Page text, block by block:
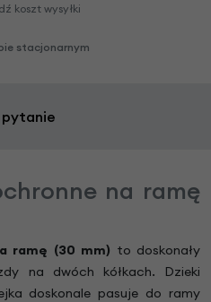
koszt wysyłki
stacjonarnym
na ramę
ramę (30 mm) to doskonały
na dwóch kółkach. Dzieki
doskonale pasuje do ramy